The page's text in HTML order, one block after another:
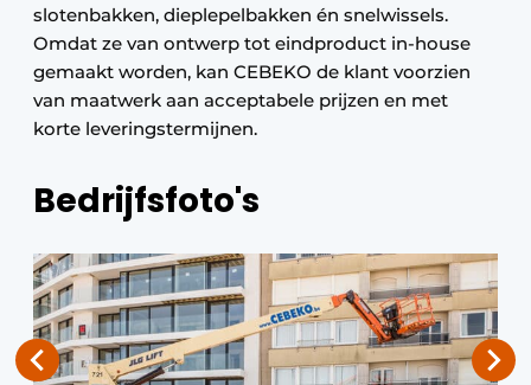
slotenbakken, dieplepelbakken én snelwissels.
Omdat ze van ontwerp tot eindproduct in-house
gemaakt worden, kan CEBEKO de klant voorzien
van maatwerk aan acceptabele prijzen en met
korte leveringstermijnen.
Bedrijfsfoto's